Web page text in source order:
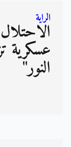
الراية
عسكرية
النور"